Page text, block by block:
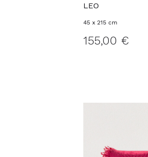
LEO
45 x 215 cm